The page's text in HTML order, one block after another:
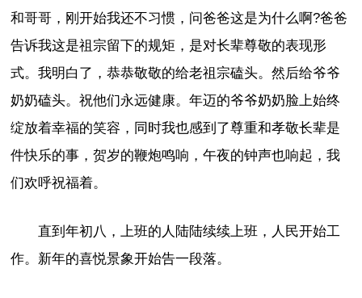
和哥哥，刚开始我还不习惯，问爸爸这是为什么啊?爸爸
告诉我这是祖宗留下的规矩，是对长辈尊敬的表现形
式。我明白了，恭恭敬敬的给老祖宗磕头。然后给爷爷
奶奶磕头。祝他们永远健康。年迈的爷爷奶奶脸上始终
绽放着幸福的笑容，同时我也感到了尊重和孝敬长辈是
件快乐的事，贺岁的鞭炮鸣响，午夜的钟声也响起，我
们欢呼祝福着。
直到年初八，上班的人陆陆续续上班，人民开始工
作。新年的喜悦景象开始告一段落。